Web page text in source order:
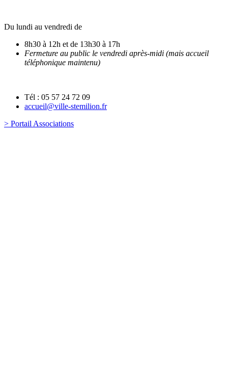
Du lundi au vendredi de
8h30 à 12h et de 13h30 à 17h
Fermeture au public le vendredi après-midi (mais accueil
téléphonique maintenu)
Tél : 05 57 24 72 09
accueil@ville-stemilion.fr
> Portail Associations